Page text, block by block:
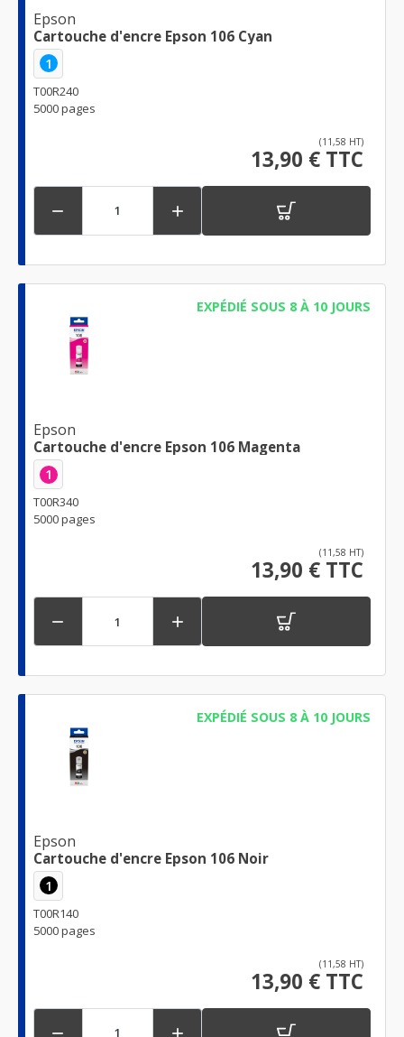
Epson
Cartouche d'encre Epson 106 Cyan
1
T00R240
5000 pages
(11,58 HT)
13,90 € TTC
 
EXPÉDIÉ SOUS 8 À 10 JOURS
Epson
Cartouche d'encre Epson 106 Magenta
1
T00R340
5000 pages
(11,58 HT)
13,90 € TTC
 
EXPÉDIÉ SOUS 8 À 10 JOURS
Epson
Cartouche d'encre Epson 106 Noir
1
T00R140
5000 pages
(11,58 HT)
13,90 € TTC
 